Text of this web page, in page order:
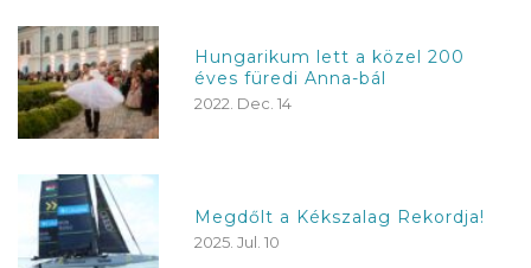
Hungarikum lett a közel 200
éves füredi Anna-bál
2022. Dec. 14
Megdőlt a Kékszalag Rekordja!
2025. Jul. 10